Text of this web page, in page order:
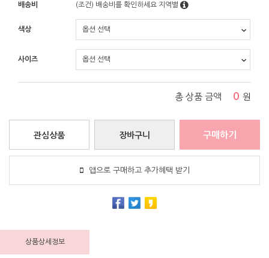
배송비 (조건) 배송비를 확인하세요 지역별
색상
사이즈
총 상품 금액 0 원
장바구니
관심상품 구매하기
앱으로 구매하고 추가혜택 받기
상품상세정보